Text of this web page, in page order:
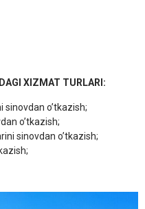
XIZMAT TURLARI:
sinovdan o’tkazish;
o’tkazish;
sinovdan o’tkazish;